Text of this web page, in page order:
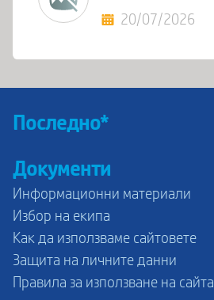
20/07/2026
Последно*
Документи
Информационни материали
Избор на екипа
Как да използваме сайтовете
Защита на личните данни
Правила за използване на сайта